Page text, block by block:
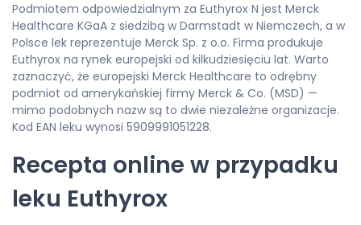
Podmiotem odpowiedzialnym za Euthyrox N jest Merck
Healthcare KGaA z siedzibą w Darmstadt w Niemczech, a w
Polsce lek reprezentuje Merck Sp. z o.o. Firma produkuje
Euthyrox na rynek europejski od kilkudziesięciu lat. Warto
zaznaczyć, że europejski Merck Healthcare to odrębny
podmiot od amerykańskiej firmy Merck & Co. (MSD) —
mimo podobnych nazw są to dwie niezależne organizacje.
Kod EAN leku wynosi 5909991051228.
Recepta online w przypadku
leku Euthyrox